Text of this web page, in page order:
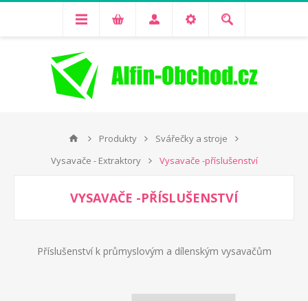
Produkty
Svářečky a stroje
Vysavače - Extraktory
Vysavače -příslušenství
VYSAVAČE -PŘÍSLUŠENSTVÍ
Příslušenství k průmyslovým a dílenským vysavačům